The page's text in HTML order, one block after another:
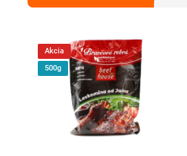
Akcia
500g